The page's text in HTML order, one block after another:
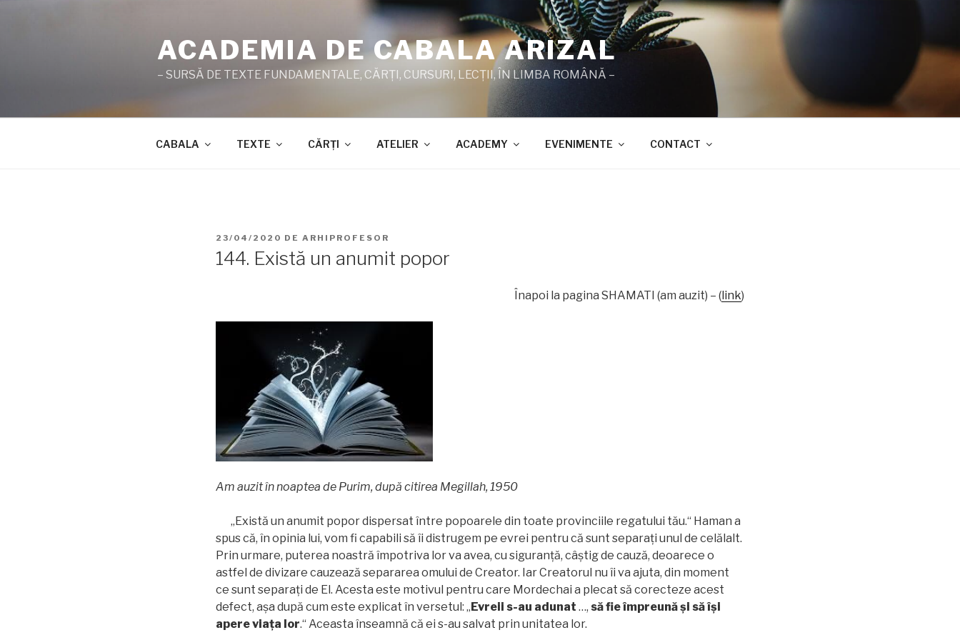
ACADEMIA DE CABALA ARIZAL
– SURSĂ DE TEXTE FUNDAMENTALE, CĂRŢI, CURSURI, LECŢII, ÎN LIMBA ROMÂNĂ –
CABALA TEXTE CĂRŢI ATELIER ACADEMY EVENIMENTE CONTACT
PUBLICAT
23/04/2020 DE ARHIPROFESOR
144. Există un anumit popor
Înapoi la pagina SHAMATI (am auzit) – ( link)
Am auzit în noaptea de Purim, după citirea Megillah, 1950
„Există un anumit popor dispersat între popoarele din toate provinciile regatului tău.“ Haman a
spus că, în opinia lui, vom fi capabili să îi distrugem pe evrei pentru că sunt separaţi unul de celălalt.
Prin urmare, puterea noastră împotriva lor va avea, cu siguranţă, câştig de cauză, deoarece o
astfel de divizare cauzează separarea omului de Creator. Iar Creatorul nu îi va ajuta, din moment
ce sunt separaţi de El. Acesta este motivul pentru care Mordechai a plecat să corecteze acest
defect, aşa după cum este explicat în versetul: „ Evreii s-au adunat …, săfie împreunăşi săîşi
apere viaţa lor.“ Aceasta înseamnă că ei s-au salvat prin unitatea lor.